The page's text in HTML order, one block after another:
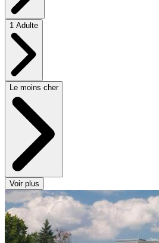
1 Adulte
Le moins cher
Voir plus